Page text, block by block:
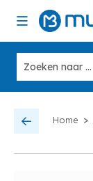
Home >